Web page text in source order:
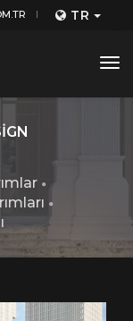
TR